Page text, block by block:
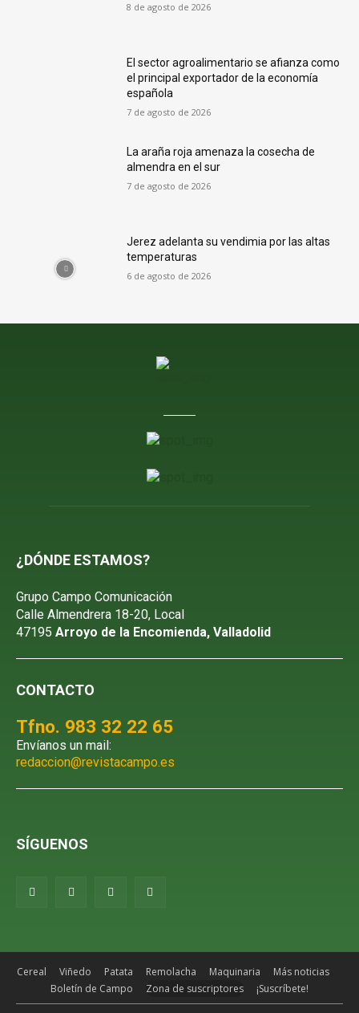
8 de agosto de 2026
El sector agroalimentario se afianza como
el principal exportador de la economía
española
7 de agosto de 2026
La araña roja amenaza la cosecha de
almendra en el sur
7 de agosto de 2026
Jerez adelanta su vendimia por las altas
temperaturas
6 de agosto de 2026
¿DÓNDE ESTAMOS?
Grupo Campo Comunicación
Calle Almendrera 18-20, Local
47195 Arroyo de la Encomienda, Valladolid
CONTACTO
Tfno. 983 32 22 65
Envíanos un mail:
redaccion@revistacampo.es
SÍGUENOS
Cereal Viñedo Patata Remolacha Maquinaria
Más noticias
Boletín de Campo
Zona de suscriptores ¡Suscríbete!